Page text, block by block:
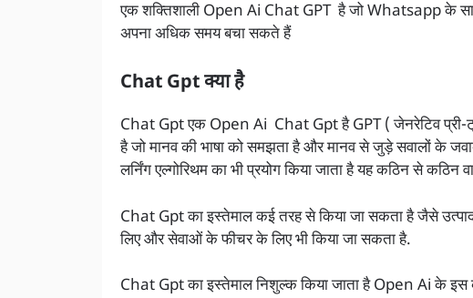
एक शक्तिशाली Open Ai Chat GPT है जो Whatsapp के
अपना अधिक समय बचा सकते हैं
Chat Gpt क्या है
Chat Gpt एक Open Ai Chat Gpt है GPT ( जेनरेटिव प्री-
है जो मानव की भाषा को समझता है और मानव से जुड़े सवालों के
लर्निंग एल्गोरिथम का भी प्रयोग किया जाता है यह कठिन से
Chat Gpt का इस्तेमाल कई तरह से किया जा सकता है जैसे
लिए और सेवाओं के फीचर के लिए भी किया जा सकता है.
Chat Gpt का इस्तेमाल निशुल्क किया जाता है Open Ai के